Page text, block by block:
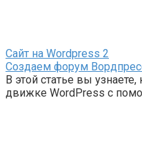
Сайт на Wordpress 2
Создаем форум
В этой статье вы
движке WordPress с